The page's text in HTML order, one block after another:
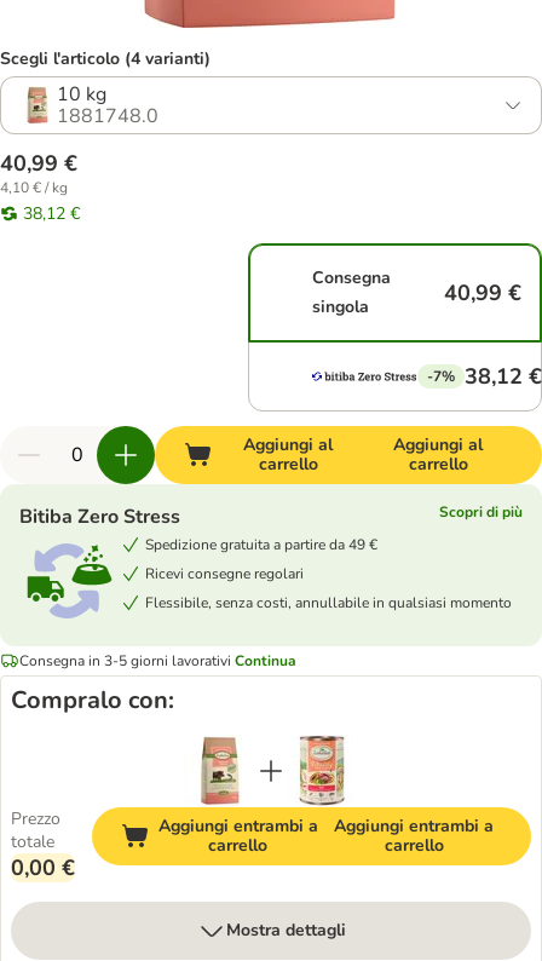
Scegli l'articolo (4 varianti)
10 kg
1881748.0
40,99 €
4,10 € / kg
38,12 €
Consegna
singola
40,99 €
-7% 38,12 €
Aggiungi al
carrello
Aggiungi al
carrello
Bitiba Zero Stress
Scopri di più
Spedizione gratuita a partire da 49 €
Ricevi consegne regolari
Flessibile, senza costi, annullabile in qualsiasi momento
Consegna in 3-5 giorni lavorativi Continua
Compralo con:
Prezzo
totale
0,00 €
Aggiungi entrambi a
carrello
Aggiungi entrambi a
carrello
Mostra dettagli